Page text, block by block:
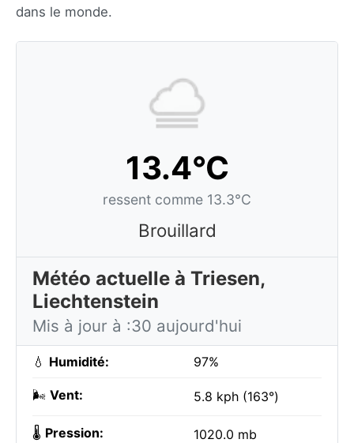
dans le monde.
13.4°C
ressent comme 13.3°C
Brouillard
Météo actuelle à Triesen,
Liechtenstein
Mis à jour à :30 aujourd'hui
💧 Humidité: 97%
🌬️ Vent: 5.8 kph (163°)
🌡️ Pression: 1020.0 mb